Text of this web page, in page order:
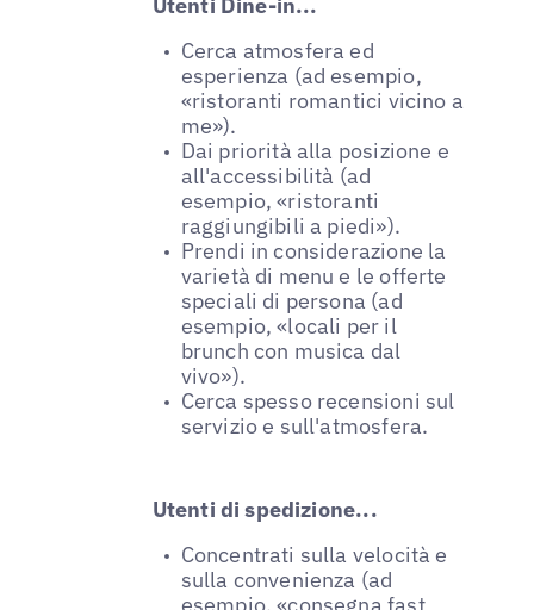
Cerca atmosfera ed
esperienza (ad esempio,
«ristoranti romantici vicino a
me»).
Dai priorità alla posizione e
all'accessibilità (ad
esempio, «ristoranti
raggiungibili a piedi»).
Prendi in considerazione la
varietà di menu e le offerte
speciali di persona (ad
esempio, «locali per il
brunch con musica dal
vivo»).
Cerca spesso recensioni sul
servizio e sull'atmosfera.
Utenti di spedizione...
Concentrati sulla velocità e
sulla convenienza (ad